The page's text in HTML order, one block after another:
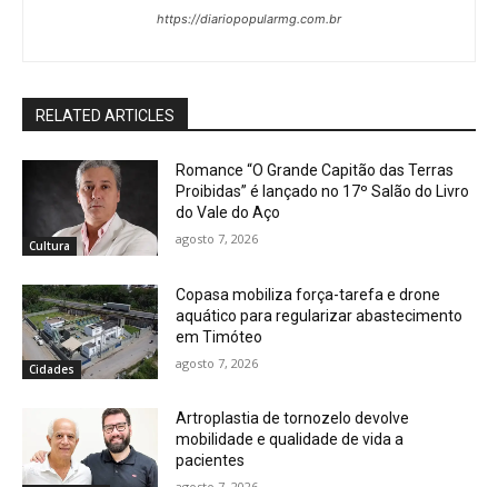
https://diariopopularmg.com.br
RELATED ARTICLES
Cultura
Romance “O Grande Capitão das Terras
Proibidas” é lançado no 17º Salão do Livro
do Vale do Aço
agosto 7, 2026
Cidades
Copasa mobiliza força-tarefa e drone
aquático para regularizar abastecimento
em Timóteo
agosto 7, 2026
Artroplastia de tornozelo devolve
mobilidade e qualidade de vida a
pacientes